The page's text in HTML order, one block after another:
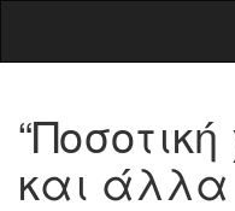
και άλλα